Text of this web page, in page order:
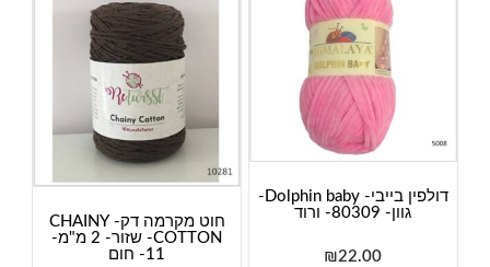
חוט מקרמה דק- CHAINY
COTTON- שזור- 2 מ"מ-
11- חום
דולפין בייבי- Dolphin baby-
גוון- 80309- ורוד
₪22.00